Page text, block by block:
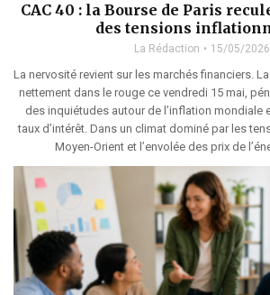
CAC 40 : la Bourse de Paris
des tensions
La Rédaction 15/05/2026
La nervosité revient sur les marchés financiers.
nettement dans le rouge ce vendredi 15 mai,
des inquiétudes autour de l’inflation mondiale
taux d’intérêt. Dans un climat dominé par les
Moyen-Orient et l’envolée des prix de